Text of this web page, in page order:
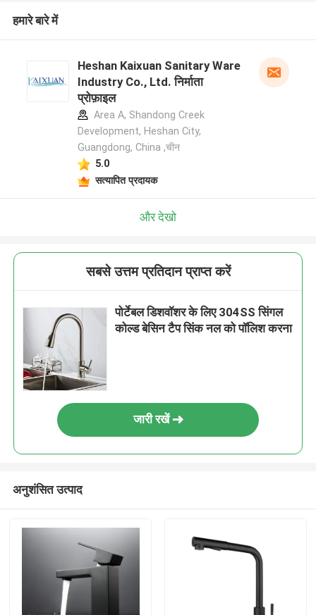
हमारे बारे में
Heshan Kaixuan Sanitary Ware
Industry Co., Ltd. निर्माता
प्रोफ़ाइल
Area A, Shandong Creek
Development, Heshan City,
Guangdong, China ,चीन
5.0
सत्यापित प्रदायक
और देखो
सबसे उत्तम प्रतिदान प्राप्त करें
पोर्टेबल डिशवॉशर के लिए 304SS सिंगल
कोल्ड बेसिन टैप सिंक नल को पॉलिश करना
जारी रखें
अनुशंसित उत्पाद